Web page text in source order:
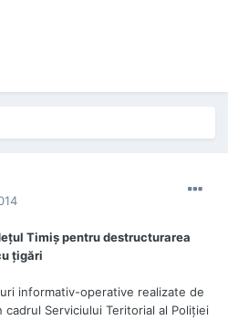
Timiş pentru destructurarea
ţigări
informativ-operative realizate de
Serviciului Teritorial al Poliţiei